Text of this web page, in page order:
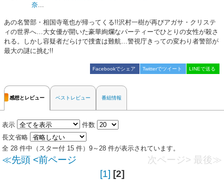
奈...
あの名警部・相国寺竜也が帰ってくる!!沢村一樹が再びアガサ・クリステ
ィの世界へ…大女優が開いた豪華絢爛なパーティーでひとりの女性が殺さ
れる。しかし容疑者だらけで捜査は難航…警視庁きっての変わり者警部が
最大の謎に挑む!!
Facebookでシェア Twitterでツイート LINEで送る
感想とレビュー ベストレビュー 番組情報
表示
件数
長文省略
全 28 件中（スター付 15 件）9～28 件が表示されています。
≪先頭 <前ページ 次ページ> 最後≫
[1] [2]